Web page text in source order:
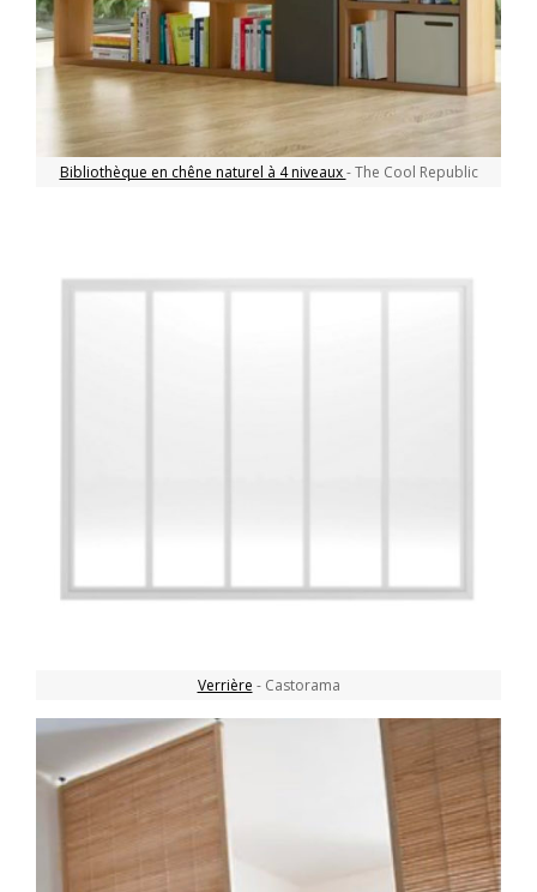
Bibliothèque en chêne naturel à 4 niveaux- The Cool Republic
Verrière - Castorama